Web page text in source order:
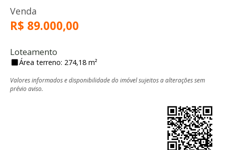
Venda
R$ 89.000,00
Loteamento
Área terreno: 274,18 m²
Valores informados e disponibilidade do imóvel sujeitos a alterações sem
prévio aviso.